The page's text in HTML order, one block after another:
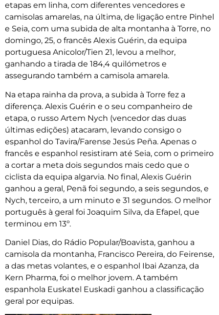
etapas em linha, com diferentes vencedores e
camisolas amarelas, na última, de ligação entre Pinhel
e Seia, com uma subida de alta montanha à Torre, no
domingo, 25, o francês Alexis Guérin, da equipa
portuguesa Anicolor/Tien 21, levou a melhor,
ganhando a tirada de 184,4 quilómetros e
assegurando também a camisola amarela.
Na etapa rainha da prova, a subida à Torre fez a
diferença. Alexis Guérin e o seu companheiro de
etapa, o russo Artem Nych (vencedor das duas
últimas edições) atacaram, levando consigo o
espanhol do Tavira/Farense Jesús Peña. Apenas o
francês e espanhol resistiram até Seia, com o primeiro
a cortar a meta dois segundos mais cedo que o
ciclista da equipa algarvia. No final, Alexis Guérin
ganhou a geral, Penã foi segundo, a seis segundos, e
Nych, terceiro, a um minuto e 31 segundos. O melhor
português à geral foi Joaquim Silva, da Efapel, que
terminou em 13º.
Daniel Dias, do Rádio Popular/Boavista, ganhou a
camisola da montanha, Francisco Pereira, do Feirense,
a das metas volantes, e o espanhol Ibai Azanza, da
Kern Pharma, foi o melhor jovem. A também
espanhola Euskatel Euskadi ganhou a classificação
geral por equipas.